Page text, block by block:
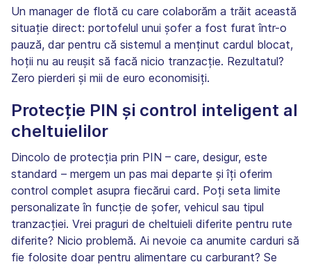
Un manager de flotă cu care colaborăm a trăit această
situație direct: portofelul unui șofer a fost furat într-o
pauză, dar pentru că sistemul a menținut cardul blocat,
hoții nu au reușit să facă nicio tranzacție. Rezultatul?
Zero pierderi și mii de euro economisiți.
Protecție PIN și control inteligent al
cheltuielilor
Dincolo de protecția prin PIN – care, desigur, este
standard – mergem un pas mai departe și îți oferim
control complet asupra fiecărui card. Poți seta limite
personalizate în funcție de șofer, vehicul sau tipul
tranzacției. Vrei praguri de cheltuieli diferite pentru rute
diferite? Nicio problemă. Ai nevoie ca anumite carduri să
fie folosite doar pentru alimentare cu carburant? Se